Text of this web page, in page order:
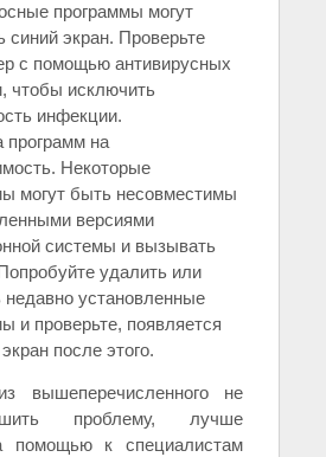
программы могут
синий экран. Проверьте
с помощью антивирусных
чтобы исключить
инфекции.
программ на
Некоторые
могут быть несовместимы
версиями
системы и вызывать
удалить или
недавно установленные
и проверьте, появляется
после этого.
вышеперечисленного не
проблему, лучше
помощью к специалистам